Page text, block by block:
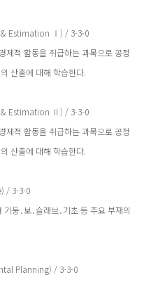
Estimation Ⅰ) / 3-3-0
제적 활동을 취급하는 과목으로 공정
산출에 대해 학습한다.
Estimation Ⅱ) / 3-3-0
제적 활동을 취급하는 과목으로 공정
산출에 대해 학습한다.
/ 3-3-0
둥․보․슬래브․기초 등 주요 부재의
Planning) / 3-3-0